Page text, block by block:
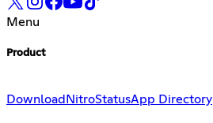
Menu
Product
Download NitroStatusApp Directory